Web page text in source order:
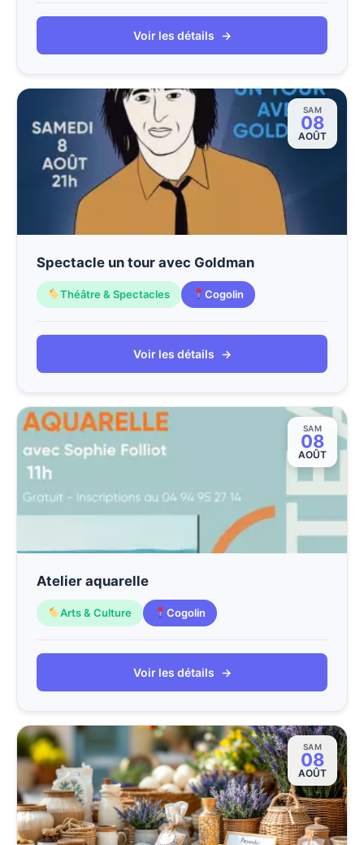
Voir les détails →
SAM
08
AOÛT
Spectacle un tour avec Goldman
Théâtre & Spectacles Cogolin
Voir les détails →
SAM
08
AOÛT
Atelier aquarelle
Arts & Culture Cogolin
Voir les détails →
SAM
08
AOÛT